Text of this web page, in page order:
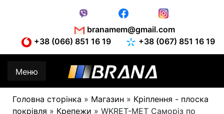
+38 (066) 851 16 19
+38 (067) 851 16 19
branamem@gmail.com
Меню
Головна сторінка » Магазин » Кріплення - плоска
покрівля » Крепежи » WKRET-MET Саморіз по